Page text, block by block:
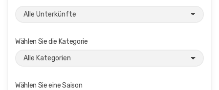
Wählen Sie die Kategorie
Wählen Sie eine Saison